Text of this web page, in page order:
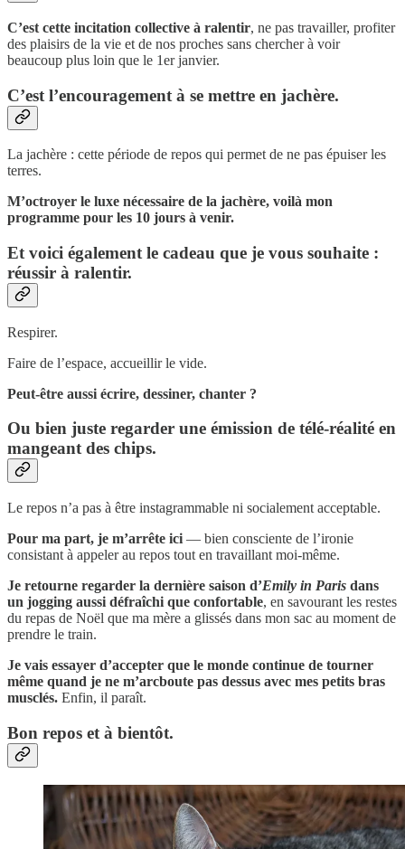
C’est cette incitation collective à ralentir, ne pas travailler, profiter
des plaisirs de la vie et de nos proches sans chercher à voir
beaucoup plus loin que le 1er janvier.
C’est l’encouragement à se mettre en jachère.
La jachère : cette période de repos qui permet de ne pas épuiser les
terres.
M’octroyer le luxe nécessaire de la jachère, voilà mon
programme pour les 10 jours à venir.
Et voici également le cadeau que je vous souhaite :
réussir à ralentir.
Respirer.
Faire de l’espace, accueillir le vide.
Peut-être aussi écrire, dessiner, chanter ?
Ou bien juste regarder une émission de télé-réalité en
mangeant des chips.
Le repos n’a pas à être instagrammable ni socialement acceptable.
Pour ma part, je m’arrête ici — bien consciente de l’ironie
consistant à appeler au repos tout en travaillant moi-même.
Je retourne regarder la dernière saison d’Emily in Paris dans
un jogging aussi défraîchi que confortable, en savourant les restes
du repas de Noël que ma mère a glissés dans mon sac au moment de
prendre le train.
Je vais essayer d’accepter que le monde continue de tourner
même quand je ne m’arcboute pas dessus avec mes petits bras
musclés. Enfin, il paraît.
Bon repos et à bientôt.